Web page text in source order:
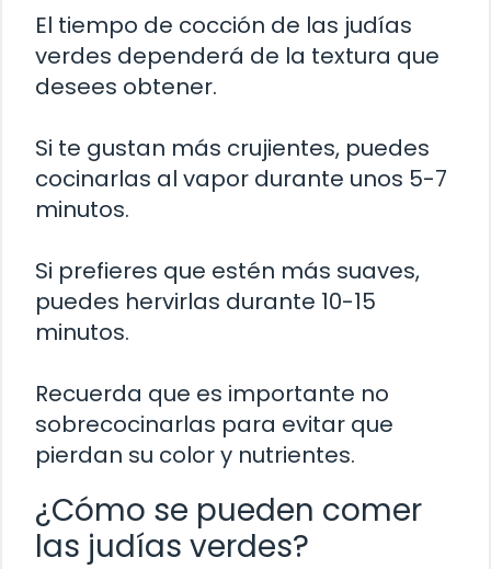
El tiempo de cocción de las judías
verdes dependerá de la textura que
desees obtener.
Si te gustan más crujientes, puedes
cocinarlas al vapor durante unos 5-7
minutos.
Si prefieres que estén más suaves,
puedes hervirlas durante 10-15
minutos.
Recuerda que es importante no
sobrecocinarlas para evitar que
pierdan su color y nutrientes.
¿Cómo se pueden comer
las judías verdes?